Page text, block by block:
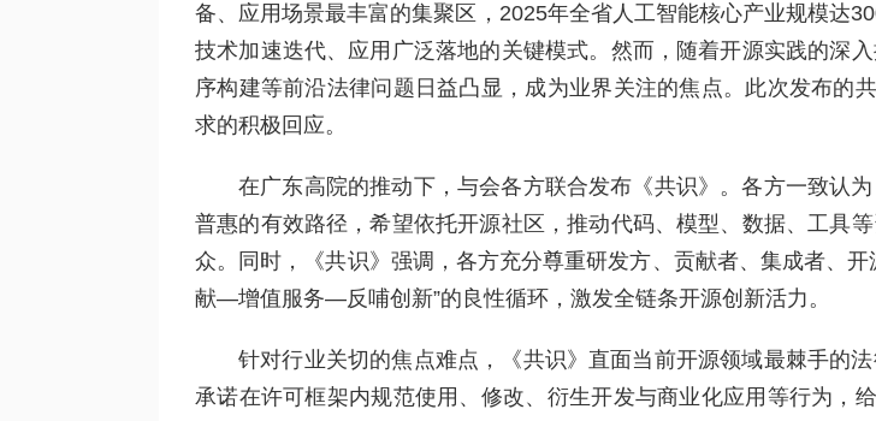
备、应用场景最丰富的集聚区，2025年全省人工智能核心产业规模达
技术加速迭代、应用广泛落地的关键模式。然而，随着开源实践的深
序构建等前沿法律问题日益凸显，成为业界关注的焦点。此次发布的
求的积极回应。
在广东高院的推动下，与会各方联合发布《共识》。各方一致认
普惠的有效路径，希望依托开源社区，推动代码、模型、数据、工具
众。同时，《共识》强调，各方充分尊重研发方、贡献者、集成者、
献—增值服务—反哺创新”的良性循环，激发全链条开源创新活力。
针对行业关切的焦点难点，《共识》直面当前开源领域最棘手的
承诺在许可框架内规范使用、修改、衍生开发与商业化应用等行为，